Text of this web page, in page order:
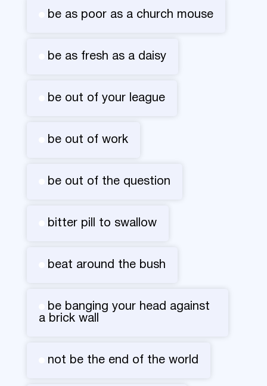
be as poor as a church mouse
be as fresh as a daisy
be out of your league
be out of work
be out of the question
bitter pill to swallow
beat around the bush
be banging your head against
a brick wall
not be the end of the world